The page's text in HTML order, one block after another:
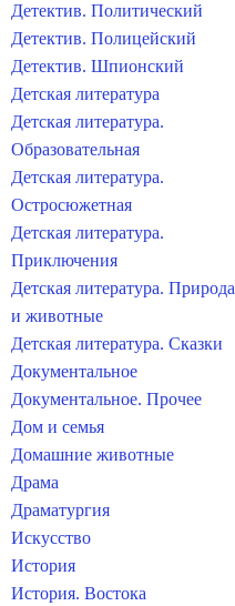
Детектив. Политический
Детектив. Полицейский
Детектив. Шпионский
Детская литература
Детская литература.
Образовательная
Детская литература.
Остросюжетная
Детская литература.
Приключения
Детская литература. Природа
и животные
Детская литература. Сказки
Документальное
Документальное. Прочее
Дом и семья
Домашние животные
Драма
Драматургия
Искусство
История
История. Востока